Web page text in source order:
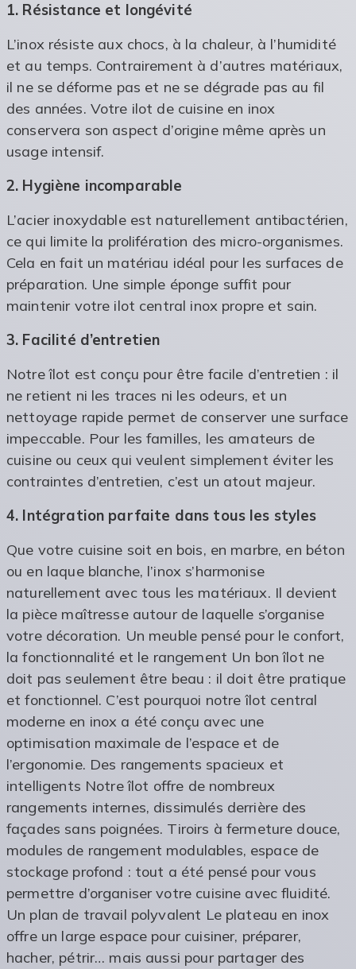
1. Résistance et longévité
L’inox résiste aux chocs, à la chaleur, à l’humidité
et au temps. Contrairement à d’autres matériaux,
il ne se déforme pas et ne se dégrade pas au fil
des années. Votre ilot de cuisine en inox
conservera son aspect d’origine même après un
usage intensif.
2. Hygiène incomparable
L’acier inoxydable est naturellement antibactérien,
ce qui limite la prolifération des micro-organismes.
Cela en fait un matériau idéal pour les surfaces de
préparation. Une simple éponge suffit pour
maintenir votre ilot central inox propre et sain.
3. Facilité d’entretien
Notre îlot est conçu pour être facile d’entretien : il
ne retient ni les traces ni les odeurs, et un
nettoyage rapide permet de conserver une surface
impeccable. Pour les familles, les amateurs de
cuisine ou ceux qui veulent simplement éviter les
contraintes d’entretien, c’est un atout majeur.
4. Intégration parfaite dans tous les styles
Que votre cuisine soit en bois, en marbre, en béton
ou en laque blanche, l’inox s’harmonise
naturellement avec tous les matériaux. Il devient
la pièce maîtresse autour de laquelle s’organise
votre décoration. Un meuble pensé pour le confort,
la fonctionnalité et le rangement Un bon îlot ne
doit pas seulement être beau : il doit être pratique
et fonctionnel. C’est pourquoi notre îlot central
moderne en inox a été conçu avec une
optimisation maximale de l’espace et de
l’ergonomie. Des rangements spacieux et
intelligents Notre îlot offre de nombreux
rangements internes, dissimulés derrière des
façades sans poignées. Tiroirs à fermeture douce,
modules de rangement modulables, espace de
stockage profond : tout a été pensé pour vous
permettre d’organiser votre cuisine avec fluidité.
Un plan de travail polyvalent Le plateau en inox
offre un large espace pour cuisiner, préparer,
hacher, pétrir… mais aussi pour partager des